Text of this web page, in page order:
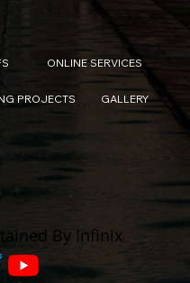
ONLINE SERVICES
PROJECTS GALLERY
By Infinix